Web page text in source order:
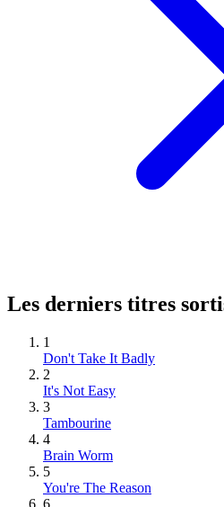
Les derniers titres
1
Don't Take It Badly
2
It's Not Easy
3
Tambourine
4
Brain Worm
5
You're The Reason
6